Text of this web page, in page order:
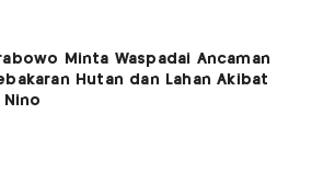
Minta Waspadai Ancaman
Hutan dan Lahan Akibat
Nino